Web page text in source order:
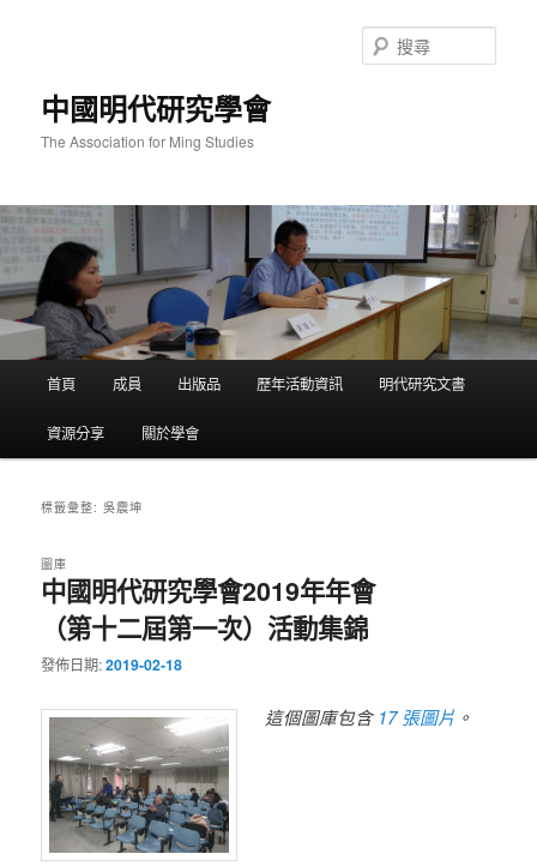
中國明代研究學會
The Association for Ming Studies
尋
首頁 成員 出版品 歷年活動資訊 明代研究文書
資源分享 關於學會
標籤彙整:吳震坤
中國明代研究學會2019年年會
（第十二屆第一次）活動集錦
圖庫
發佈日期:2019-02-18
這個圖庫包含 17 張圖片 。